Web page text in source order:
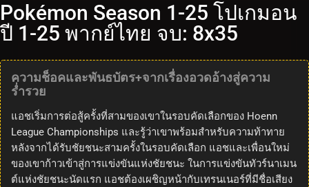
Pokémon Season 1-25 โปเกมอน
ปี 1-25 พากย์ไทย จบ: 8x35
ความช็อคและพันธบัตร+จากเรื่องอวดอ้างสู่ความ
ร่ำรวย
แอชเริ่มการต่อสู้ครั้งที่สามของเขาในรอบคัดเลือกของ Hoenn
League Championships และรู้ว่าเขาพร้อมสำหรับความท้าทาย
หลังจากได้รับชัยชนะสามครั้งในรอบคัดเลือก แอชและเพื่อนใหม่
ของเขาก้าวเข้าสู่การแข่งขันแห่งชัยชนะ ในการแข่งขันทัวร์นาเมน
ต์แห่งชัยชนะนัดแรก แอชต้องเผชิญหน้ากับเทรนเนอร์ที่มีชื่อเสียง